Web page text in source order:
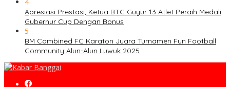
Apresiasi Prestasi, Ketua BTC Guyur 13 Atlet Peraih Medali
Gubernur Cup Dengan Bonus
5
BM Combined FC Karaton Juara Turnamen Fun Football
Community Alun-Alun Luwuk 2025